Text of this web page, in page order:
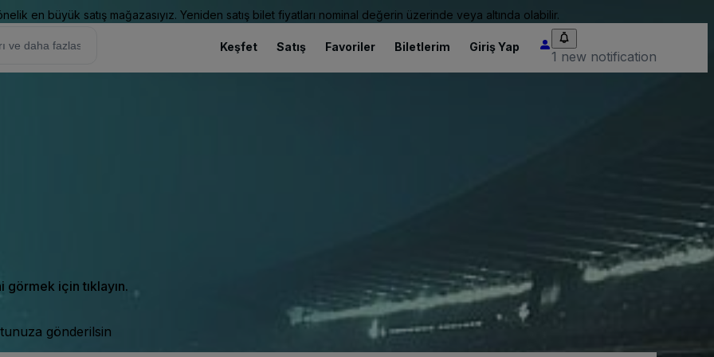
en büyük satış mağazasıyız. Yeniden satış bilet fiyatları nominal değerin üzerinde veya altında olabilir.
Keşfet Satış Favoriler Biletlerim Giriş Yap
1 new notification
için tıklayın.
gönderilsin